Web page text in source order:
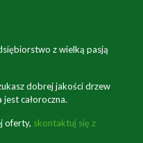
z wielką pasją
dobrej jakości drzew
całoroczna.
oferty, skontaktuj się z